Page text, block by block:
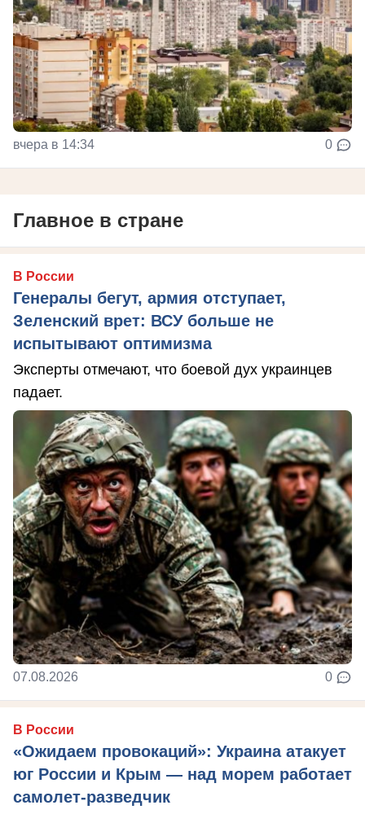
вчера в 14:34 0
Главное в стране
В России
Генералы бегут, армия отступает,
Зеленский врет: ВСУ больше не
испытывают оптимизма
Эксперты отмечают, что боевой дух украинцев
падает.
07.08.2026 0
В России
«Ожидаем провокаций»: Украина атакует
юг России и Крым — над морем работает
самолет-разведчик